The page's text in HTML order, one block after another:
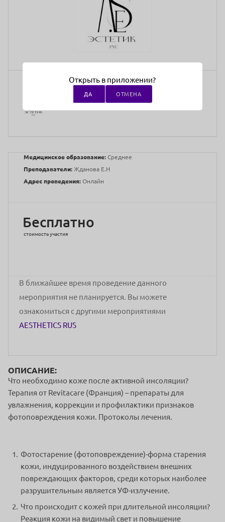
Медицинское образование: Среднее
Преподаватели: Жданова Е.Н
Адрес проведения: Онлайн
Бесплатно
стоимость участия
В ближайшее время проведение данного
мероприятия не планируется. Вы можете
ознакомиться с другими мероприятиями
AESTHETICS RUS
ОПИСАНИЕ:
Что необходимо коже после активной инсоляции?
Терапия от Revitacare (Франция) – препараты для
увлажнения, коррекции и профилактики признаков
фотоповреждения кожи. Протоколы лечения.
Фотостарение (фотоповреждение)-форма старения
кожи, индуцированного воздействием внешних
повреждающих факторов, среди которых наиболее
разрушительным является УФ-излучение.
Что происходит с кожей при длительной инсоляции?
Реакция кожи на видимый свет и повышение
Открыть в приложении?
ДА ОТМЕНА